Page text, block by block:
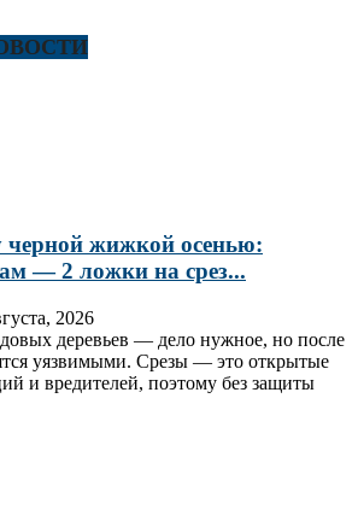
жижкой осенью:
— 2 ложки на срез...
2026
деревьев — дело нужное, но после
уязвимыми. Срезы — это открытые
и вредителей, поэтому без защиты